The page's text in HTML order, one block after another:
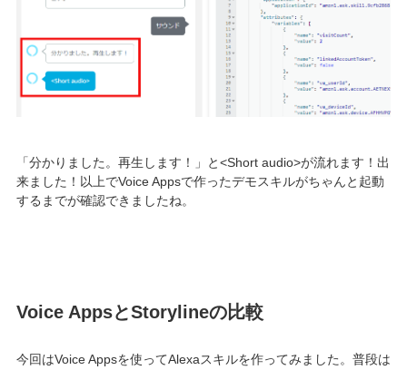
「分かりました。再生します！」と<Short audio>が流れます！出
来ました！以上でVoice Appsで作ったデモスキルがちゃんと起動
するまでが確認できましたね。
Voice AppsとStorylineの比較
今回はVoice Appsを使ってAlexaスキルを作ってみました。普段は